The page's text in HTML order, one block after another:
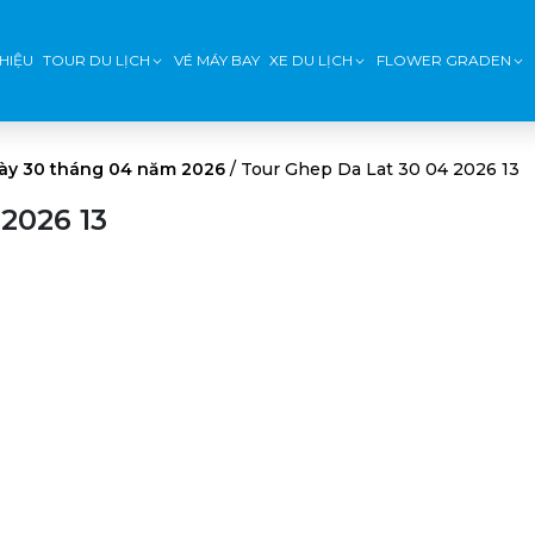
TOUR DU LỊCH VÉ MÁY BAY XE DU LỊCH FLOWER GRADEN
30 tháng 04 năm 2026 / Tour Ghep Da Lat 30 04 2026 13
13